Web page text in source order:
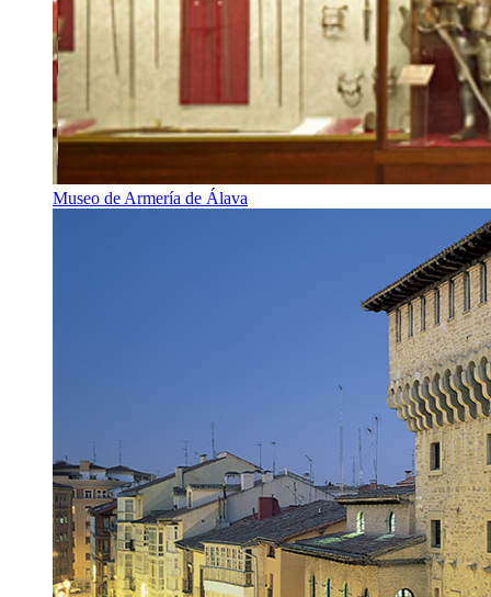
Museo de Armería de Álava